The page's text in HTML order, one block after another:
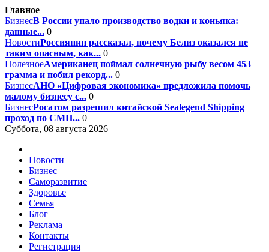
Главное
БизнесВ России упало производство водки и коньяка:
данные... 0
НовостиРоссиянин рассказал, почему Белиз оказался не
таким опасным, как... 0
ПолезноеАмериканец поймал солнечную рыбу весом 453
грамма и побил рекорд... 0
БизнесАНО «Цифровая экономика» предложила помочь
малому бизнесу с... 0
БизнесРосатом разрешил китайской Sealegend Shipping
проход по СМП... 0
Суббота, 08 августа 2026
Новости
Бизнес
Саморазвитие
Здоровье
Семья
Блог
Реклама
Контакты
Регистрация